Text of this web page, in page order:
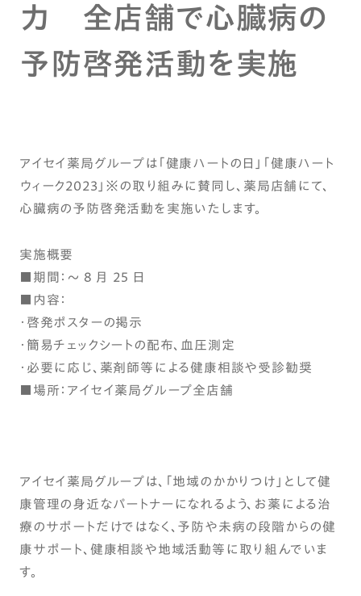
力 全店舗で心臓病の
予防啓発活動を実施
アイセイ薬局グループは「健康ハートの日」「健康ハート
ウィーク2023」※の取り組みに賛同し、薬局店舗にて、
心臓病の予防啓発活動を実施いたします。
実施概要
■期間：～ 8 月 25 日
■内容：
・啓発ポスターの掲示
・簡易チェックシートの配布、血圧測定
・必要に応じ、薬剤師等による健康相談や受診勧奨
■場所：アイセイ薬局グループ全店舗
アイセイ薬局グループは、「地域のかかりつけ」として健
康管理の身近なパートナーになれるよう、お薬による治
療のサポートだけではなく、予防や未病の段階からの健
康サポート、健康相談や地域活動等に取り組んでいま
す。